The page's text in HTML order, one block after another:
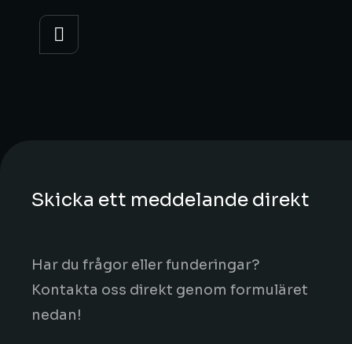
Skicka ett meddelande direkt
Har du frågor eller funderingar?
Kontakta oss direkt genom formuläret
nedan!